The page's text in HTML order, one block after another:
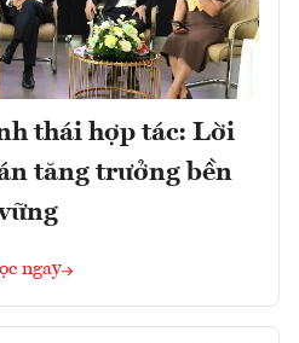
thái hợp tác: Lời
tăng trưởng bền
ngay